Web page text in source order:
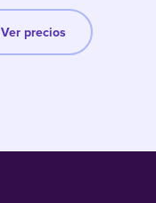
Ver precios